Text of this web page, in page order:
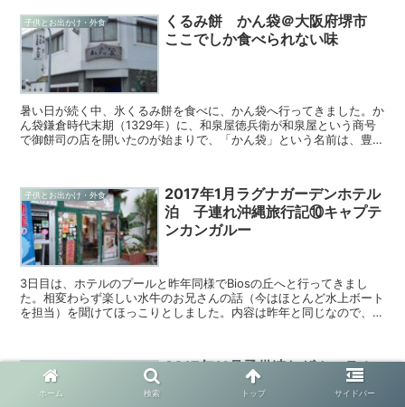
子供とお出かけ・外食
くるみ餅 かん袋＠大阪府堺市
ここでしか食べられない味
暑い日が続く中、氷くるみ餅を食べに、かん袋へ行ってきました。か
ん袋鎌倉時代末期（1329年）に、和泉屋徳兵衛が和泉屋という商号
で御餅司の店を開いたのが始まりで、「かん袋」という名前は、豊臣
子供とお出かけ・外食
2017年1月ラグナガーデンホテル
泊 子連れ沖縄旅行記⑩キャプテ
ンカンガルー
3日目は、ホテルのプールと昨年同様でBiosの丘へと行ってきまし
た。相変わらず楽しい水牛のお兄さんの話（今はほとんど水上ボート
を担当）を聞けてほっこりとしました。内容は昨年と同じなので、今
2017年ハワイ旅行
2017年11月子供連れザカハラホ
テル宿泊 ハワイ旅行記 その⑦カ
ハラホテルでハーツ（Herz)レン
ホーム 検索 トップ サイドバー